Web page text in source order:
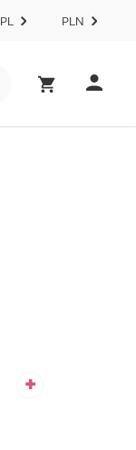
PL PLN
+